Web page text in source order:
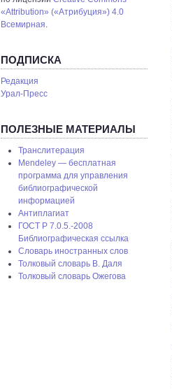
«Attribution» («Атрибуция») 4.0
Всемирная.
ПОДПИСКА
Редакция
Урал-Пресс
ПОЛЕЗНЫЕ МАТЕРИАЛЫ
Транслитерация
Mendeley — бесплатная
программа для управления
библиографической
информацией
Антиплагиат
ГОСТ P 7.0.5.-2008
Библиографическая ссылка
Словарь иностранных слов
Толковый словарь В. Даля
Толковый словарь Ожегова